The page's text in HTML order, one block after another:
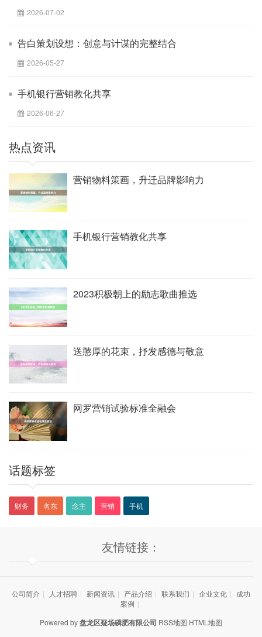
2026-07-02
告白策划设想：创意与计谋的完整结合
2026-05-27
手机银行营销教化共享
2026-06-27
热点资讯
营销物料策画，升迁品牌影响力
手机银行营销教化共享
2023积极朝上的励志歌曲推选
送憨厚的花束，抒发感德与敬意
网罗营销试验标准全融会
话题标签
财务 名东 念主 营销 手机
友情链接：
公司简介 | 人才招聘 | 新闻资讯 | 产品介绍 | 联系我们 | 企业文化 | 成功
案例 |
Powered by盘龙区疑场磷肥有限公司 RSS地图 HTML地图